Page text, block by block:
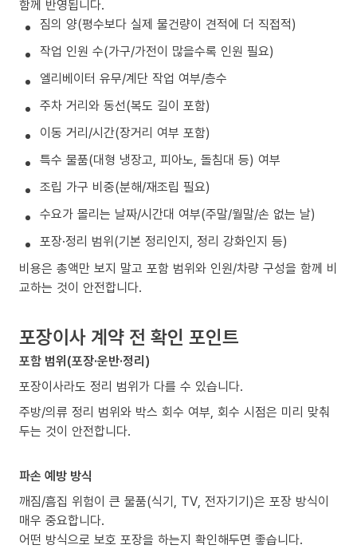
함께 반영됩니다.
짐의 양(평수보다 실제 물건량이 견적에 더 직접적)
작업 인원 수(가구/가전이 많을수록 인원 필요)
엘리베이터 유무/계단 작업 여부/층수
주차 거리와 동선(복도 길이 포함)
이동 거리/시간(장거리 여부 포함)
특수 물품(대형 냉장고, 피아노, 돌침대 등) 여부
조립 가구 비중(분해/재조립 필요)
수요가 몰리는 날짜/시간대 여부(주말/월말/손 없는 날)
포장·정리 범위(기본 정리인지, 정리 강화인지 등)
비용은 총액만 보지 말고 포함 범위와 인원/차량 구성을 함께 비
교하는 것이 안전합니다.
포장이사 계약 전 확인 포인트
포함 범위(포장·운반·정리)
포장이사라도 정리 범위가 다를 수 있습니다.
주방/의류 정리 범위와 박스 회수 여부, 회수 시점은 미리 맞춰
두는 것이 안전합니다.
파손 예방 방식
깨짐/흠집 위험이 큰 물품(식기, TV, 전자기기)은 포장 방식이
매우 중요합니다.
어떤 방식으로 보호 포장을 하는지 확인해두면 좋습니다.